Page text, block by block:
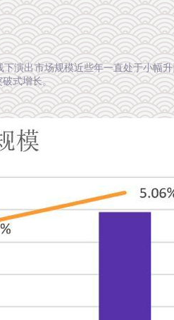
演出市场规模近些年一直处于小幅
破式增长。